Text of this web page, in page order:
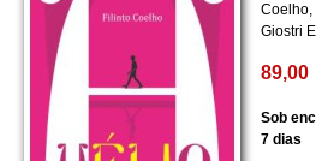
Coelho,
Giostri
89,00
Sob
7 dias